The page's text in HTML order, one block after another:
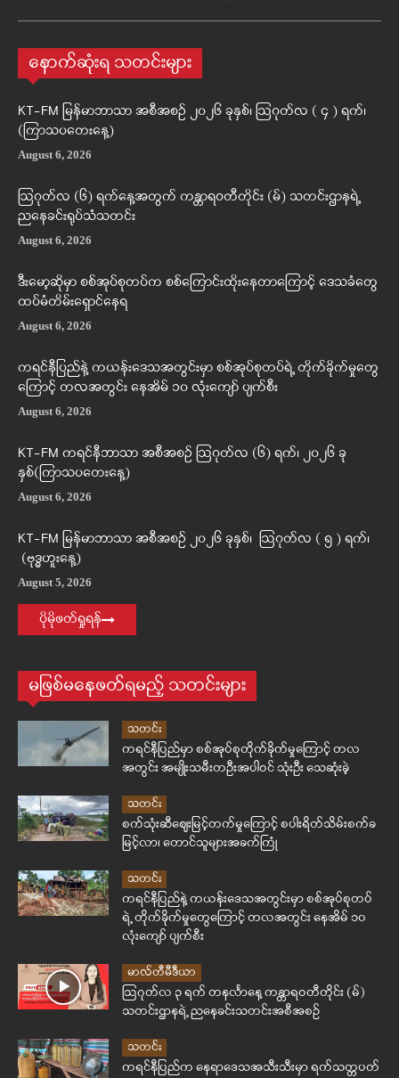
နောက်ဆုံးရ သတင်းများ
KT-FM မြန်မာဘာသာ အစီအစဉ် ၂၀၂၆ ခုနှစ်၊ ဩဂုတ်လ ( ၄ ) ရက်၊
(ကြာသပတေးနေ့)
August 6, 2026
ဩဂုတ်လ (၆) ရက်နေ့အတွက် ကန္တာရဝတီတိုင်း (မ်) သတင်းဌာနရဲ့
ညနေခင်းရုပ်သံသတင်း
August 6, 2026
ဒီးမော့ဆိုမှာ စစ်အုပ်စုတပ်က စစ်ကြောင်းထိုးနေတာကြောင့် ဒေသခံတွေ
ထပ်မံတိမ်းရှောင်နေရ
August 6, 2026
ကရင်နီပြည်နဲ့ ကယန်းဒေသအတွင်းမှာ စစ်အုပ်စုတပ်ရဲ့ တိုက်ခိုက်မှုတွေ
ကြောင့် တလအတွင်း နေအိမ် ၁၀ လုံးကျော် ပျက်စီး
August 6, 2026
KT-FM ကရင်နီဘာသာ အစီအစဉ် ဩဂုတ်လ (၆) ရက်၊ ၂၀၂၆ ခု
နှစ်(ကြာသပတေးနေ့)
August 6, 2026
KT-FM မြန်မာဘာသာ အစီအစဉ် ၂၀၂၆ ခုနှစ်၊ ဩဂုတ်လ ( ၅ ) ရက်၊
(ဗုဒ္ဓဟူးနေ့)
August 5, 2026
ပိုမိုဖတ်ရှုရန်
မဖြစ်မနေဖတ်ရမည့် သတင်းများ
သတင်း
ကရင်နီပြည်မှာ စစ်အုပ်စုတိုက်ခိုက်မှုကြောင့် တလ
အတွင်း အမျိုးသမီးတဦးအပါဝင် သုံးဦး သေဆုံးခဲ့
သတင်း
စက်သုံးဆီဈေးမြင့်တက်မှုကြောင့် စပါးရိတ်သိမ်းစက်ခ
မြင့်လာ၊ တောင်သူများအခက်ကြုံ
သတင်း
ကရင်နီပြည်နဲ့ ကယန်းဒေသအတွင်းမှာ စစ်အုပ်စုတပ်
ရဲ့ တိုက်ခိုက်မှုတွေကြောင့် တလအတွင်း နေအိမ် ၁၀
လုံးကျော် ပျက်စီး
မာလ်တီမီဒီယာ
ဩဂုတ်လ ၃ ရက် တနင်္လာနေ့ ကန္တာရဝတီတိုင်း (မ်)
သတင်းဌာနရဲ့ ညနေခင်းသတင်းအစီအစဉ်
သတင်း
ကရင်နီပြည်က နေရာဒေသအသီးသီးမှာ ရက်သတ္တပတ်